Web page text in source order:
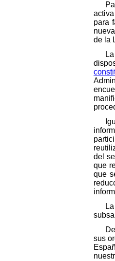
para
de la
del
que
que
sus